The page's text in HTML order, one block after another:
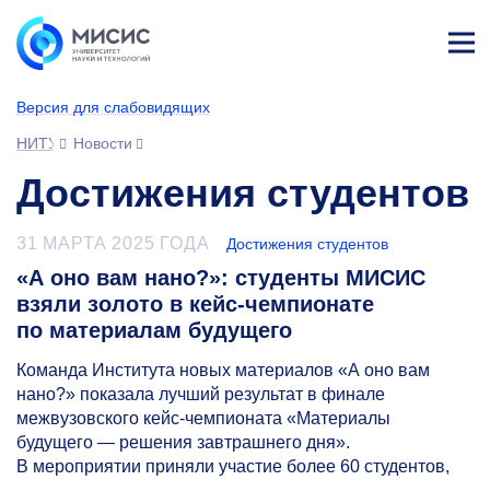
Версия для слабовидящих
НИТУ МИСИС
Новости
Достижения студентов
31 МАРТА 2025 ГОДА Достижения студентов
«А оно вам нано?»: студенты МИСИС
взяли золото в кейс-чемпионате
по материалам будущего
Команда Института новых материалов «А оно вам
нано?» показала лучший результат в финале
межвузовского кейс-чемпионата «Материалы
будущего — решения завтрашнего дня».
В мероприятии приняли участие более 60 студентов,